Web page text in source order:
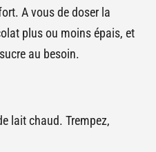
A vous de doser la
plus ou moins épais, et
au besoin.
lait chaud. Trempez,